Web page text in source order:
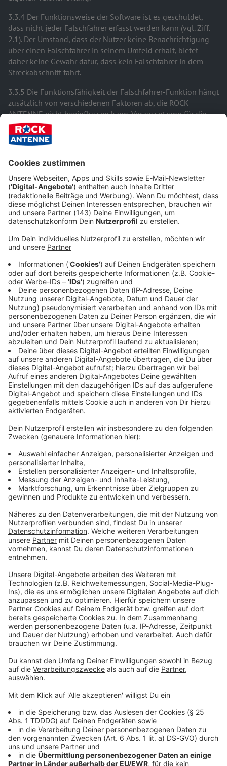
3.3.4 Der Funktionsweise der Software ist es geschuldet,
dass nicht jeder Falschfahrer erfasst werden kann (vgl. Ziff.
2.1). Der Umstand, dass der Nutzer keine Benachrichtigung
über einen Falschfahrer in seinem Umfeld erhält, bietet
daher keine Gewähr dafür, dass kein Falschfahrer in dem
Streckabschnitt fährt.
3.3.5 Die Funktionsfähigkeit der Falschfahrer-Funktion hängt
zusätzlich von verschiedenen Faktoren ab, die ROCK
ANTENNE nicht beeinflussen kann. Voraussetzung für die
Verwendung einer entsprechenden Benachrichtigung i.S.v.
Ziff. 2.2 ist insbesondere, dass
der Nutzer die ROCK ANTENNE-App und/oder die
Falschfahrer-Funktion vor Fahrtbeginn neu gestartet
hat;
in dem jeweiligen Gebiet und zu dem jeweiligen
Zeitpunkt eine hinreichende Netzabdeckung besteht;
dem Nutzer ausreichend Datenvolumen für die
Nutzung der Falschfahrer-Funktion zur Verfügung
steht;
die Falschfahrer-Funktion nutzt;
der Falschfahrer Nutzer der Falschfahrer-Funktion ist
oder anderweitig von der Falsch-fahrer-Funktion
erfassbare GPS-Daten aussendet.
3.3.6 Die Nutzung der Falschfahrer-Funktion ist räumlich auf
das Gebiet der Bundesrepublik Deutschland beschränkt
4. HAFTUNG VON ROCK ANTENNE
4.1 ROCK ANTENNEhaftet nicht für Schäden aus vom Nutzer
begangenen Verstößen gegen die Straßenverkehrsordnung
oder das Strafgesetzbuch. Dies gilt auch für infolge dieser
Verstöße verhängte Bußgelder und Geldstrafen.
mit der Benutzung der Falschfahrer-Funktion entstandene
eigenes Verhalten des Nutzers im Straßenverkehr und nicht
unmittelbar und ausschließlich durch die Benutzung der
Falschfahrer-Funktion verursacht wurden.
ROCK ANTENNE haftet im Rahmen dieses Vertrags dem
Dritter, die unmittelbar und ausschließlich auf die Benutzung
der Falschfahrer-Funktion zurückzuführen sind, wenn
4.3.1 ROCK ANTENNE oder ihre gesetzlichen Vertreter oder
Erfüllungsgehilfen die Schäden vorsätzlich oder grob
fahrlässig herbeigeführt haben;
4.3.2d die Schäden durch die Verletzung einer Pflicht durch
ROCK ANTENNE, die für die Erreichung des Vertragszwecks
von wesentlicher Bedeutung ist (Kardinalpflichten),
entstanden sind; bei fahrlässiger Verletzung einer
Kardinalspflicht haftet ROCK ANTENNE der Höhe nach
begrenzt auf den Ersatz des vorhersehbar typischerweise
eintretenden Schadens;
4.3.3 es um Schäden aus der Verletzung des Lebens, des
fahrlässigen Pflichtverletzung von ROCK ANTENNE oder
eines ihrer gesetzlichen Vertreter oder Erfüllungsgehilfen
beruhen;
4.3.4 wenn die Schadensersatzansprüche aus dem
Produkthaftungsgesetz resultieren.